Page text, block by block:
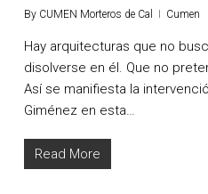
By CUMEN Morteros de Cal Cumen
Hay arquitecturas que no
disolverse en él. Que no
Así se manifiesta la
Giménez en esta…
Read More